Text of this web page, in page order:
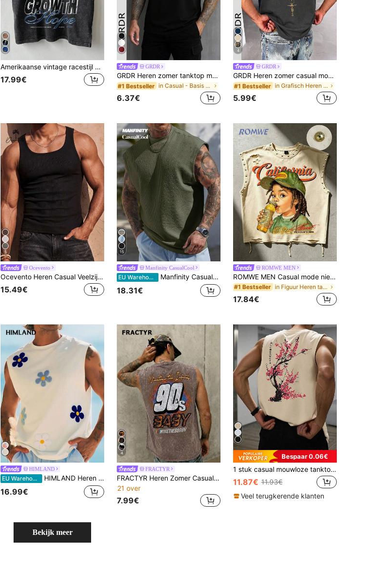
Amerikaanse vintage racestijl mouwloze tanktop van gewassen katoen met versleten effect, losse pasvorm, veelzijdige camisole met letter- en cijferprint
17.99€
GRDR
GRDR Heren zomer tanktop met ronde hals, effen kleur, casual en losvallend
#1 Bestseller in Casual - Basis Heren tanktops
6.37€
4
GRDR
GRDR Heren zomer casual mouwloze tanktop met kompas- en bergtopprint
#1 Bestseller in Grafisch Heren tanktops
5.99€
5
Ocevento
Ocevento Heren Casual Veelzijdige Effen Tanktop
15.49€
15
Manfinity CasualCool
EU Warehouse Manfinity CasualCool Heren effen casual veelzijdige dagelijkse top, mouwloze heren spierhemd, geribbelde gym tanktop voor vakantie
18.31€
ROMWE MEN
ROMWE MEN Casual mode nieuwe zware heren streetstyle tanktop, koppelstijl top, geschikt voor dagelijks gebruik
#1 Bestseller in Figuur Heren tanktops
17.84€
HIMLAND
EU Warehouse HIMLAND Heren mouwloze casual tanktop met gebreide bloemenpatch, geschikt voor de zomer, vakantie, Vaderdagcadeaus, voetbal
16.99€
4
FRACTYR
FRACTYR Heren Zomer Casual Streetwear "90s BABY" Racing Stijl Print Gewassen Tanktop | Must-Have Vintage Streetwear Item
21 over
7.99€
Bespaar 0.06€
1 stuk casual mouwloze tanktop met print en ronde hals voor heren, geschikt voor sport, fitness en dagelijks gebruik, zomer
11.87€ 11.93€
Veel terugkerende klanten
Bekijk meer